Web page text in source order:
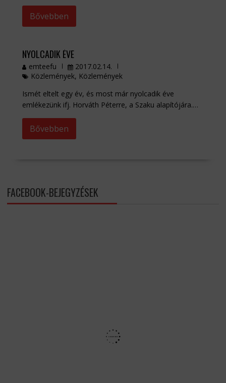
Bővebben
NYOLCADIK ÉVE
emteefu
2017.02.14.
Közlemények, Közlemények
Ismét eltelt egy év, és most már nyolcadik éve
emlékezünk ifj. Horváth Péterre, a Szaku alapítójára.…
Bővebben
FACEBOOK-BEJEGYZÉSEK